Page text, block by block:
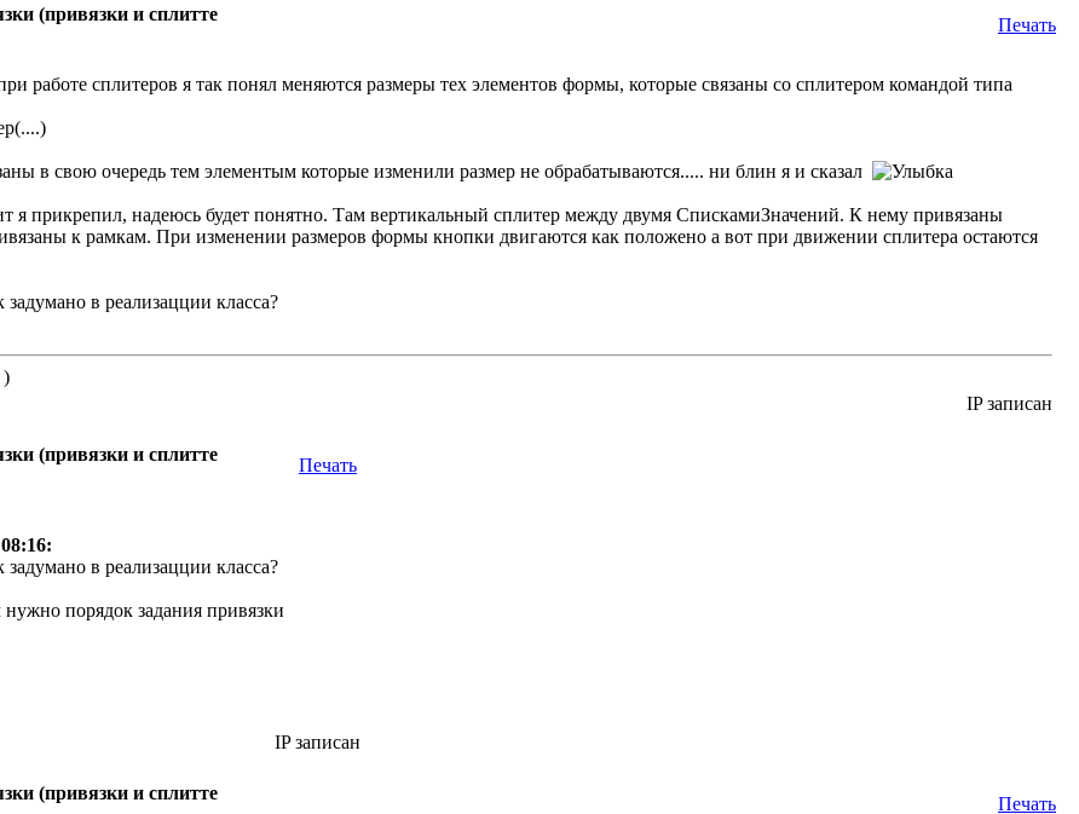
(привязки и сплитте
Печать
работе сплитеров я так понял меняются размеры тех элементов формы, которые связаны со сплитером командой типа
в свою очередь тем элементым которые изменили размер не обрабатываются..... ни блин я и сказал
я прикрепил, надеюсь будет понятно. Там вертикальный сплитер между двумя СпискамиЗначений. К нему привязаны
к рамкам. При изменении размеров формы кнопки двигаются как положено а вот при движении сплитера остаются
задумано в реализацции класса?
)
IP записан
(привязки и сплитте
Печать
задумано в реализацции класса?
порядок задания привязки
IP записан
(привязки и сплитте
Печать